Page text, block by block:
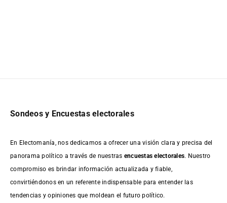
Sondeos y Encuestas electorales
En Electomanía, nos dedicamos a ofrecer una visión clara y precisa del
panorama político a través de nuestras encuestas electorales. Nuestro
compromiso es brindar información actualizada y fiable,
convirtiéndonos en un referente indispensable para entender las
tendencias y opiniones que moldean el futuro político.